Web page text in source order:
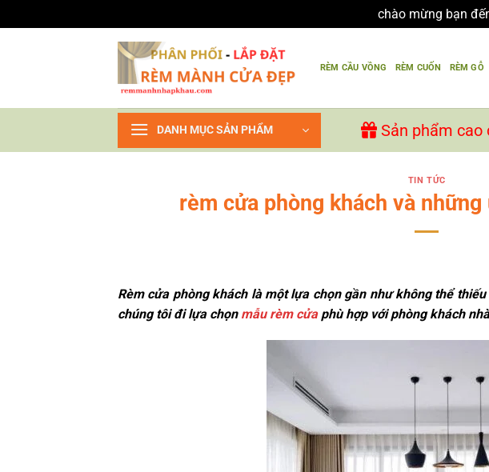
chào mừng bạn
RÈM CẦU VỒNG RÈM CUỐN RÈM GỖ
DANH MỤC SẢN PHẨM Sản phẩm cao
TIN TỨC
rèm cửa phòng khách và
Rèm cửa phòng khách là một lựa chọn gần như không thể
chúng tôi đi lựa chọn mẫu rèm cửaphù hợp với phòng khách